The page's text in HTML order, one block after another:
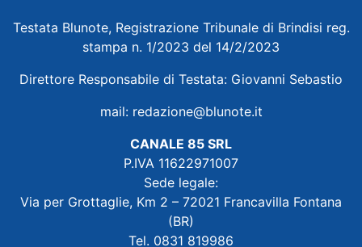
Testata Blunote, Registrazione Tribunale di Brindisi reg.
stampa n. 1/2023 del 14/2/2023
Direttore Responsabile di Testata: Giovanni Sebastio
mail: redazione@blunote.it
CANALE 85 SRL
P.IVA 11622971007
Sede legale:
Via per Grottaglie, Km 2 – 72021 Francavilla Fontana
(BR)
Tel. 0831 819986